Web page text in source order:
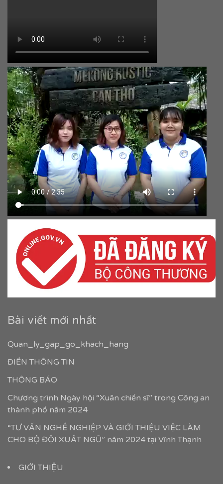
Bài viết mới nhất
Quan_ly_gap_go_khach_hang
ĐIỀN THÔNG TIN
THÔNG BÁO
Chương trình Ngày hội “Xuân chiến sĩ” trong Công an
thành phố năm 2024
“TƯ VẤN NGHỀ NGHIỆP VÀ GIỚI THIỆU VIỆC LÀM
CHO BỘ ĐỘI XUẤT NGŨ” năm 2024 tại Vĩnh Thạnh
GIỚI THIỆU